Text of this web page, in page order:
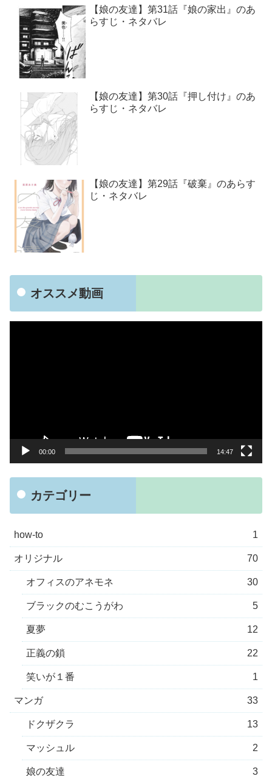
【娘の友達】第31話『娘の家出』のあ
らすじ・ネタバレ
【娘の友達】第30話『押し付け』のあ
らすじ・ネタバレ
【娘の友達】第29話『破棄』のあらす
じ・ネタバレ
オススメ動画
00:00 14:47
カテゴリー
how-to 1
オリジナル 70
オフィスのアネモネ 30
ブラックのむこうがわ 5
夏夢 12
正義の鎖 22
笑いが１番 1
マンガ 33
ドクザクラ 13
マッシュル 2
娘の友達 3